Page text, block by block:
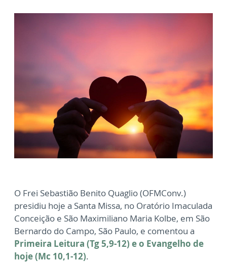
O Frei Sebastião Benito Quaglio (OFMConv.)
presidiu hoje a Santa Missa, no Oratório Imaculada
Conceição e São Maximiliano Maria Kolbe, em São
Bernardo do Campo, São Paulo, e comentou a
Primeira Leitura (Tg 5,9-12) e o Evangelho de
hoje (Mc 10,1-12).